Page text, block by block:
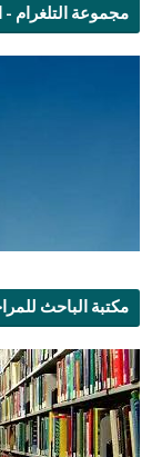
مجموعة التلغرام
مكتبة الباحث